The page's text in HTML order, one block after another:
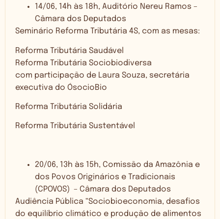
14/06, 14h às 18h, Auditório Nereu Ramos –
Câmara dos Deputados
Seminário Reforma Tributária 4S, com as mesas:
Reforma Tributária Saudável
Reforma Tributária Sociobiodiversa
com participação de Laura Souza, secretária
executiva do ÓsocioBio
Reforma Tributária Solidária
Reforma Tributária Sustentável
20/06, 13h às 15h, Comissão da Amazônia e
dos Povos Originários e Tradicionais
(CPOVOS) – Câmara dos Deputados
Audiência Pública “Sociobioeconomia, desafios
do equilíbrio climático e produção de alimentos